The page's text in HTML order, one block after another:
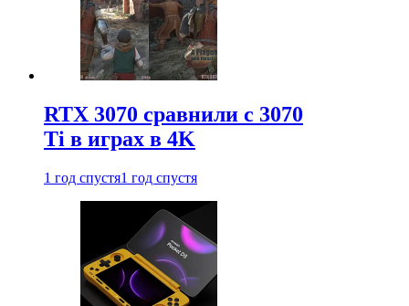
RTX 3070 сравнили с 3070
Ti в играх в 4K
1 год спустя1 год спустя